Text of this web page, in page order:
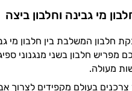
מי גבינה וחלבון ביצה
חלבון המשלבת בין חלבון מי
מפריש חלבון בשני מנגנוני
מעולה.
צרכנים בעולם מקפידים לצרוך